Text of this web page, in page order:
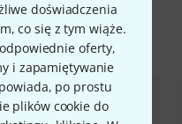
doświadczenia
co się z tym wiąże.
oferty,
i zapamiętywanie
po prostu
plików cookie do